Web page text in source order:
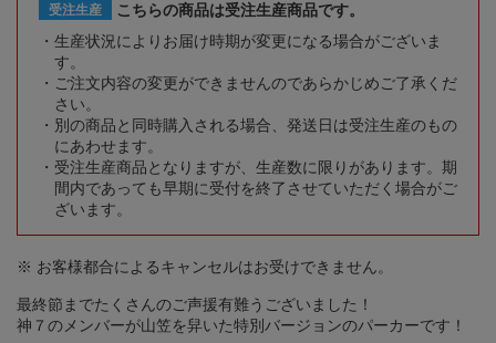
受注生産
こちらの商品は受注生産商品です。
生産状況によりお届け時期が変更になる場合がございま
す。
ご注文内容の変更ができませんのであらかじめご了承くだ
さい。
別の商品と同時購入される場合、発送日は受注生産のもの
にあわせます。
受注生産商品となりますが、生産数に限りがあります。期
間内であっても早期に受付を終了させていただく場合がご
ざいます。
※ お客様都合によるキャンセルはお受けできません。
最終節までたくさんのご声援有難うございました！
神７のメンバーが山笠を舁いた特別バージョンのパーカーです！